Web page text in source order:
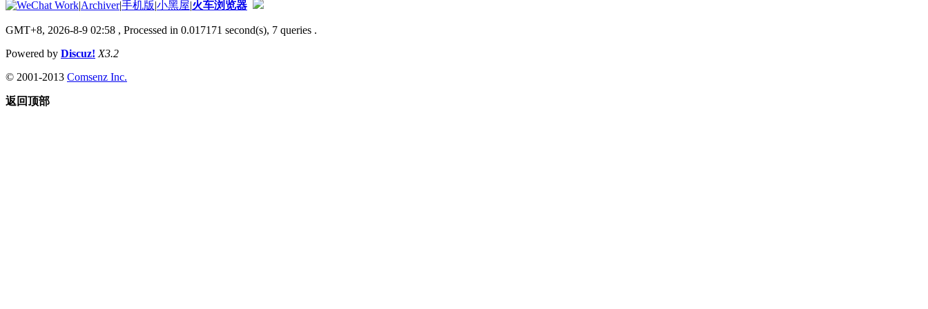
|Archiver|手机版|小黑屋|火车浏览器
GMT+8, 2026-8-9 02:58 , Processed in 0.017171 second(s), 7 queries .
Powered by Discuz! X3.2
© 2001-2013 Comsenz Inc.
返回顶部